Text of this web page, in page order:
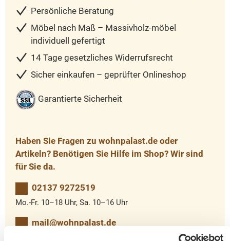
Persönliche Beratung
Möbel nach Maß – Massivholz-möbel
individuell gefertigt
14 Tage gesetzliches Widerrufsrecht
Sicher einkaufen – geprüfter Onlineshop
Garantierte Sicherheit
Haben Sie Fragen zu wohnpalast.de oder
Artikeln? Benötigen Sie Hilfe im Shop? Wir sind
für Sie da.
02137 9272519
Mo.-Fr. 10–18 Uhr, Sa. 10–16 Uhr
mail@wohnpalast.de